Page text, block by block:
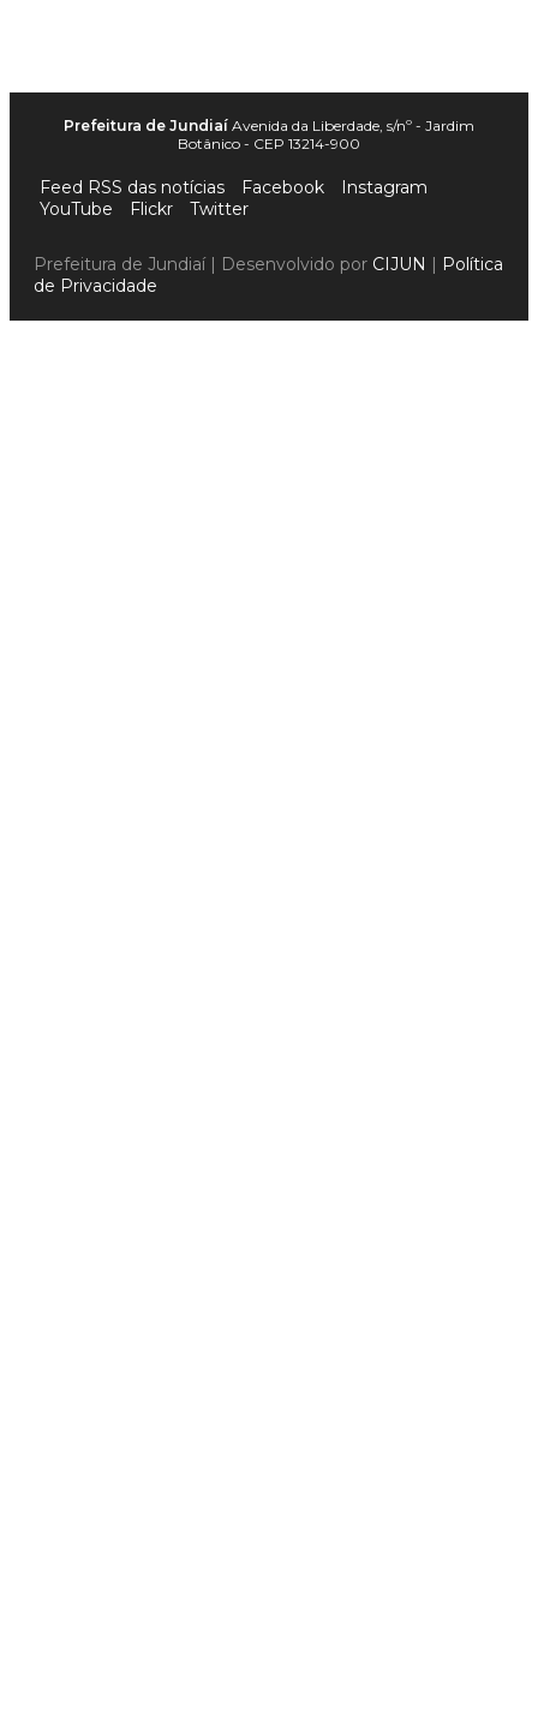
Prefeitura de Jundiaí Avenida da Liberdade, s/nº - Jardim
Botânico - CEP 13214-900
Feed RSS das notícias Facebook
Instagram
YouTube
Flickr Twitter
Prefeitura de Jundiaí | Desenvolvido por CIJUN | Política
de Privacidade